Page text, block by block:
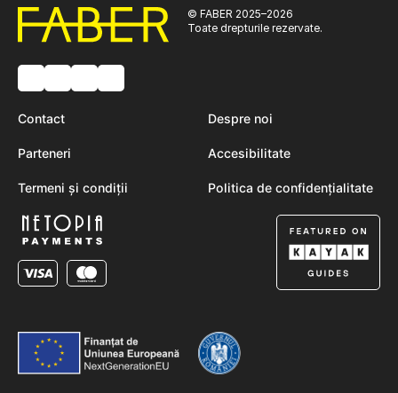
© FABER 2025–2026
Toate drepturile rezervate.
Contact Despre noi
Parteneri Accesibilitate
Termeni și condiții Politica de confidențialitate